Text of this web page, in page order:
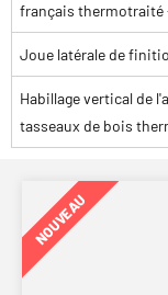
français thermotraité
Joue latérale de
Habillage vertical de
tasseaux de bois
NOUVEAU